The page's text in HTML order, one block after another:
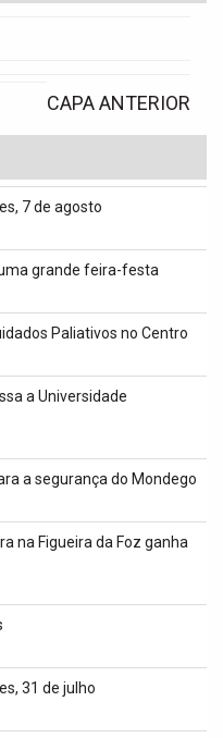
CAPA ANTERIOR
7 de agosto
grande feira-festa
Paliativos no Centro
a Universidade
a segurança do Mondego
na Figueira da Foz ganha
31 de julho